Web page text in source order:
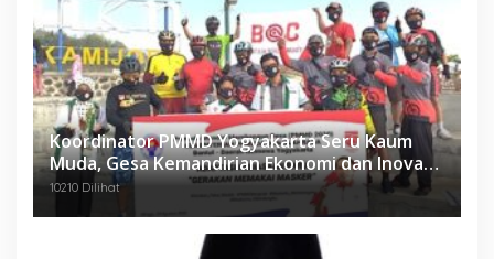
Koordinator PMMD Yogyakarta Seru Kaum
Muda, Gesa Kemandirian Ekonomi dan Inovasi
Desa
10210 Dilihat